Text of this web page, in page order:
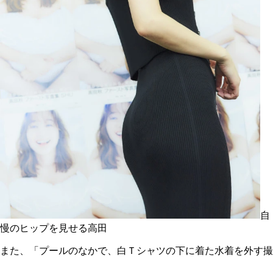
自
慢のヒップを見せる高田
また、「プールのなかで、白Ｔシャツの下に着た水着を外す撮